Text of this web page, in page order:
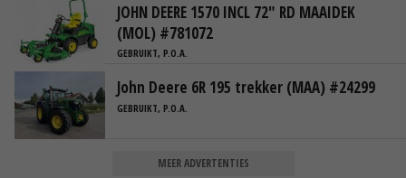
JOHN DEERE 1570 INCL 72" RD MAAIDEK
(MOL) #781072
GEBRUIKT, P.O.A.
John Deere 6R 195 trekker (MAA) #24299
GEBRUIKT, P.O.A.
MEER ADVERTENTIES